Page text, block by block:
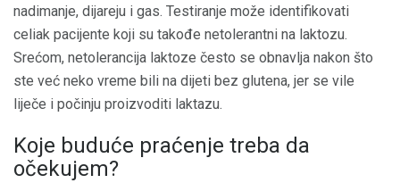
nadimanje, dijareju i gas. Testiranje može identifikovati
celiak pacijente koji su takođe netolerantni na laktozu.
Srećom, netolerancija laktoze često se obnavlja nakon što
ste već neko vreme bili na dijeti bez glutena, jer se vile
liječe i počinju proizvoditi laktazu.
Koje buduće praćenje treba da
očekujem?